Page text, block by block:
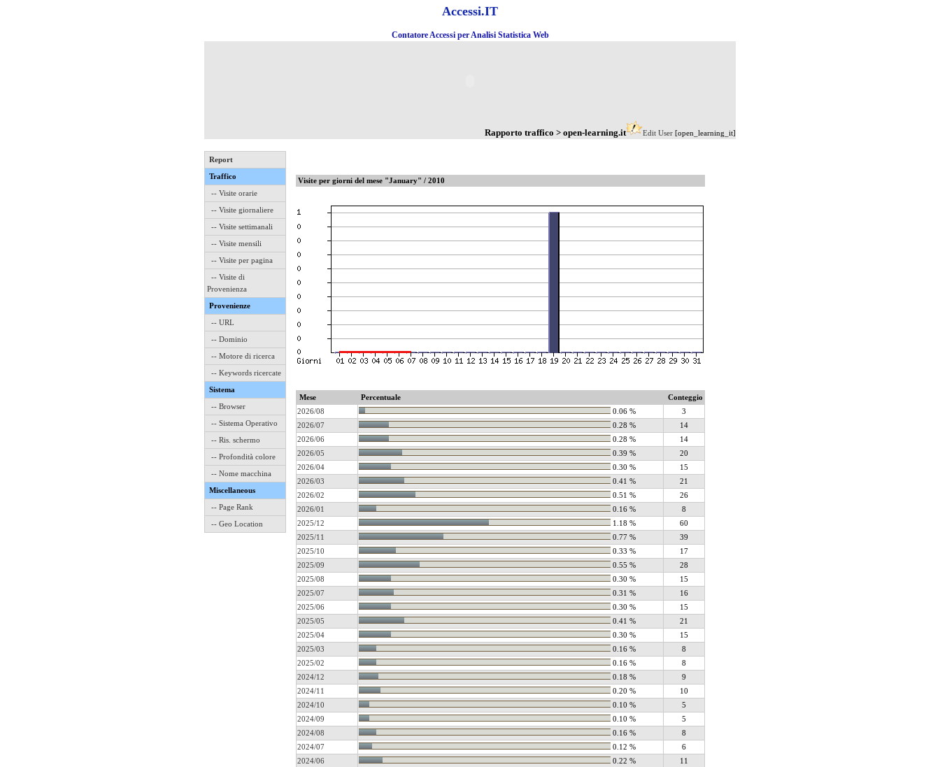
Accessi.IT
Contatore Accessi per Analisi Statistica Web
Rapporto traffico > open-learning.it Edit User [open_learning_it]
Report
Traffico
-- Visite orarie
-- Visite giornaliere
-- Visite settimanali
-- Visite mensili
-- Visite per pagina
-- Visite di
Provenienza
Provenienze
-- URL
-- Dominio
-- Motore di ricerca
-- Keywords ricercate
Sistema
-- Browser
-- Sistema Operativo
-- Ris. schermo
-- Profondità colore
-- Nome macchina
Miscellaneous
-- Page Rank
-- Geo Location
Visite per giorni del mese "January" / 2010
Mese Percentuale
Conteggio
2026/08
0.06 %
3
2026/07
0.28 %
14
2026/06
0.28 %
14
2026/05
0.39 %
20
2026/04
0.30 %
15
2026/03
0.41 %
21
2026/02
0.51 %
26
2026/01
0.16 %
8
2025/12
1.18 %
60
2025/11
0.77 %
39
2025/10
0.33 %
17
2025/09
0.55 %
28
2025/08
0.30 %
15
2025/07
0.31 %
16
2025/06
0.30 %
15
2025/05
0.41 %
21
2025/04
0.30 %
15
2025/03
0.16 %
8
2025/02
0.16 %
8
2024/12
0.18 %
9
2024/11
0.20 %
10
2024/10
0.10 %
5
2024/09
0.10 %
5
2024/08
0.16 %
8
2024/07
0.12 %
6
2024/06
0.22 %
11